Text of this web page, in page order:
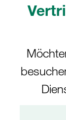
tatsächlichen
Mehr anzeigen
4S
Schraube
SPAS-